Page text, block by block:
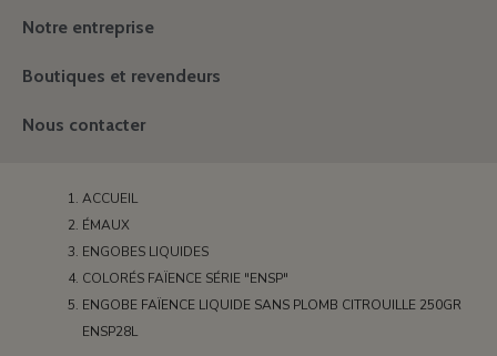
Notre entreprise
Boutiques et revendeurs
Nous contacter
ACCUEIL
ÉMAUX
ENGOBES LIQUIDES
COLORÉS FAÏENCE SÉRIE "ENSP"
ENGOBE FAÏENCE LIQUIDE SANS PLOMB CITROUILLE 250GR
ENSP28L